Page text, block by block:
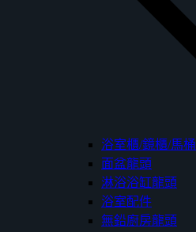
浴室櫃/鏡櫃/馬桶
面盆龍頭
淋浴浴缸龍頭
浴室配件
無鉛廚房龍頭